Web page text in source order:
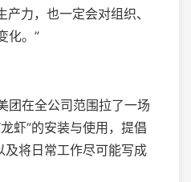
力，也一定会对组织、
化。”
团在全公司范围拉了一场
虾”的安装与使用，提倡
及将日常工作尽可能写成